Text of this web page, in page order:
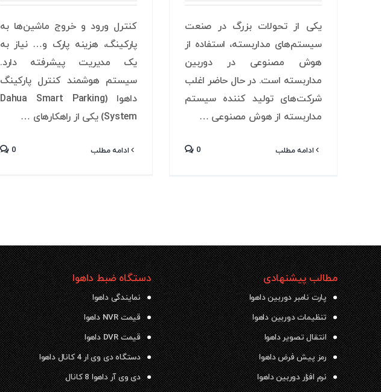
یکی از تحولات بزرگ در صنعت
سیستم‌های مداربسته، استفاده از
هوش مصنوعی در دوربین
مداربسته است. در حال حاضر اغلب
شرکت‌های تولید کننده سیستم
مداربسته از هوش مصنوعی …
ادامه مطلب 0
کنترل ورود و خروج ماشین‌ها به
پارکینگ، هزینه پارک و… نیاز به
یک مدیریت پیشرفته دارد.
سیستم هوشمند کنترل پارکینگ
داهوا (Dahua Smart Parking
System) یکی از راهکارهای …
ادامه مطلب 0
مطالب پیشنهادی
پارت نامبر دوربین داهوا
تنظیمات دوربین داهوا
انتقال تصویر داهوا
رمز پیش فرض داهوا
نرم افزار دوربین داهوا
دستگاه ضبط داهوا
نمایندگی داهوا
قیمت NVR داهوا
قیمت DVR داهوا
دستگاه دی وی ار 4 کانال داهوا
دی وی آر داهوا 8 کانال